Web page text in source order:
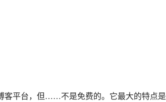
客平台，但……不是免费的。它最大的特点